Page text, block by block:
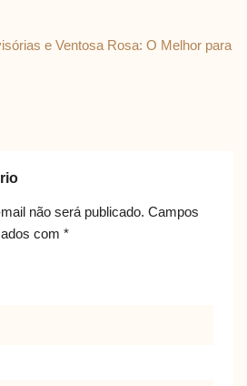
e Ventosa Rosa: O Melhor para
não será publicado. Campos
com *